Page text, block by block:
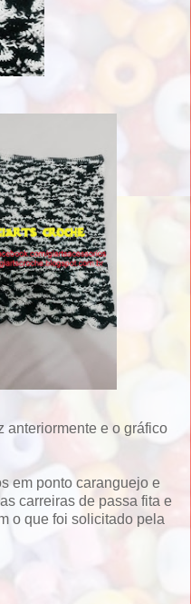
anteriormente e o gráfico
em ponto caranguejo e
carreiras de passa fita e
o que foi solicitado pela